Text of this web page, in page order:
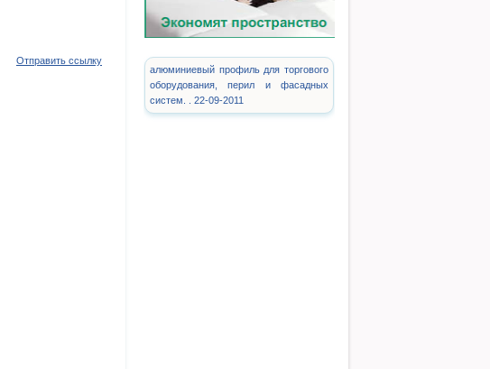
Отправить ссылку
алюминиевый профиль для торгового
оборудования, перил и фасадных
систем. . 22-09-2011